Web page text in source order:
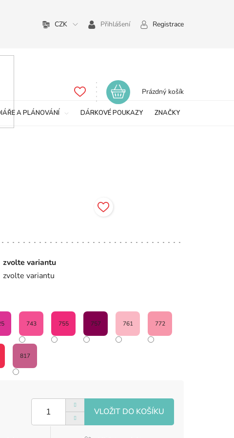
CZK Přihlášení Registrace
Nákupní
Prázdný košík
A PLÁNOVÁNÍ DÁRKOVÉ POUKAZY ZNAČKY
zvolte variantu
zvolte variantu
743 755 757 761 772
817